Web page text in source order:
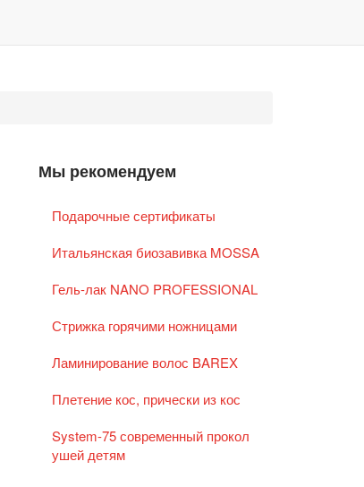
Мы рекомендуем
Подарочные сертификаты
Итальянская биозавивка MOSSA
Гель-лак NANO PROFESSIONAL
Стрижка горячими ножницами
Ламинирование волос BAREX
Плетение кос, прически из кос
System-75 современный прокол
ушей детям